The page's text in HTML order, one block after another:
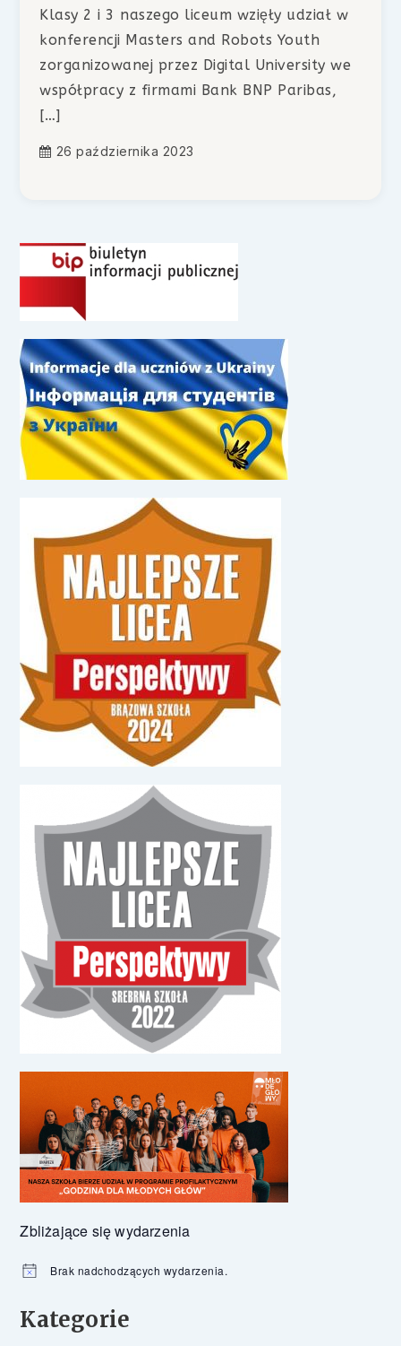
Klasy 2 i 3 naszego liceum wzięły udział w
konferencji Masters and Robots Youth
zorganizowanej przez Digital University we
współpracy z firmami Bank BNP Paribas,
[…]
26 października 2023
Zbliżające się wydarzenia
Powiadomienie
Brak nadchodzących wydarzenia.
Kategorie